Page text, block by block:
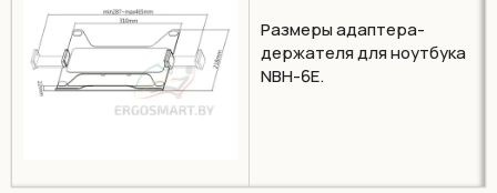
Размеры адаптера-
держателя для ноутбука
NBH-6E.